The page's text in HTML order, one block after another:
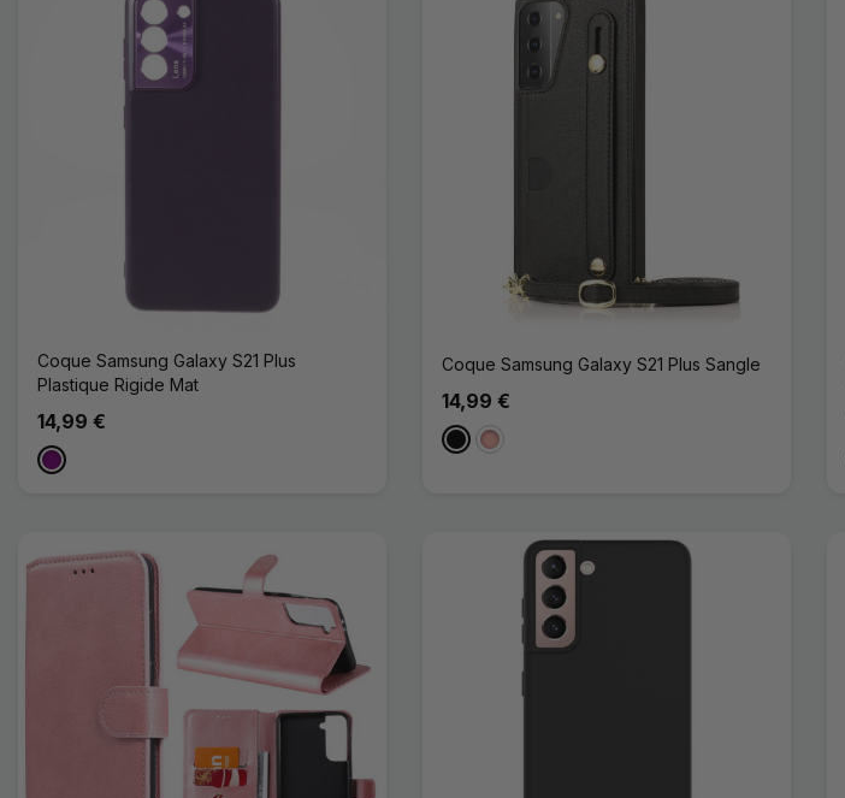
Coque Samsung Galaxy S21 Plus
Plastique Rigide Mat
14,99 €
Violet
Coque Samsung Galaxy S21 Plus Sangle
14,99 €
NoirOr Rose